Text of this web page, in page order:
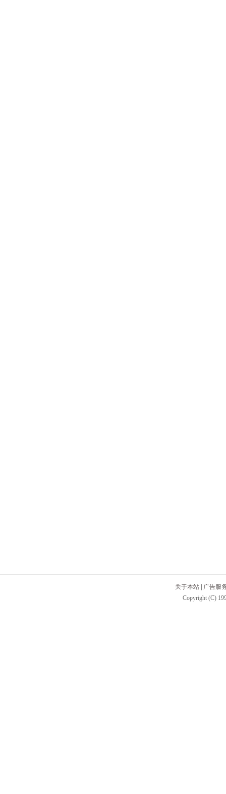
关于本站
广告服
Copyright (C)